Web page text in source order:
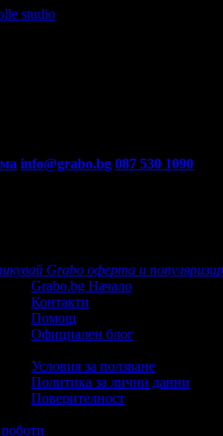
studio
info@grabo.bg 087 530 1090
Grabo оферта и
Grabo.bg Начало
Контакти
Помощ
Официален блог
Условия за ползване
Политика за лични данни
Поверителност